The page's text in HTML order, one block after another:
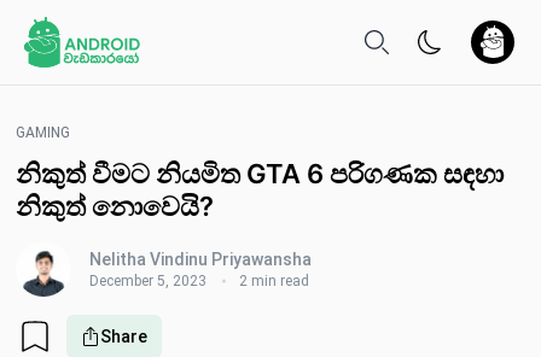
GAMING
නිකුත් වීමට නියමිත GTA 6 පරිගණක සඳහා
නිකුත් නොවෙයි?
Nelitha Vindinu Priyawansha
December 5, 2023 2 min read
Share